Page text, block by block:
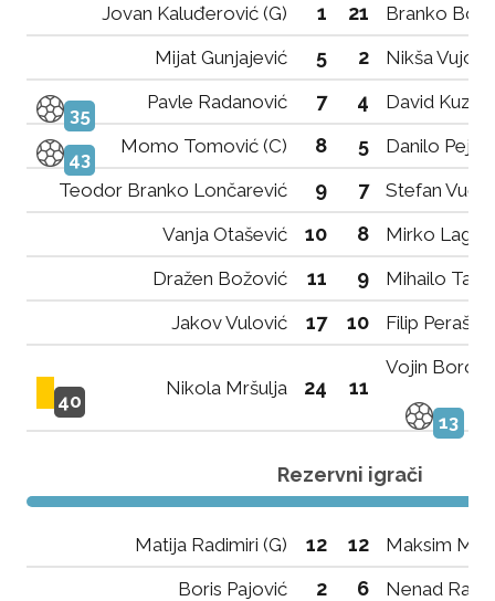
Jovan Kaluđerović (G) 1 21
Branko
Mijat Gunjajević
5 2 Nikša
35
Pavle Radanović 7 4 David
43
Momo Tomović (C) 8 5
Danilo
Teodor Branko Lončarević
9 7
Stefan
Vanja Otašević
10 8
Mirko
Dražen Božović
11 9
Mihailo Tatar
Jakov Vulović
17 10 Filip Peraš
40
Nikola Mršulja 24 11
Vojin
13
Rezervni igrači
Matija Radimiri (G) 12 12
Maksim
Boris Pajović
2 6
Nenad